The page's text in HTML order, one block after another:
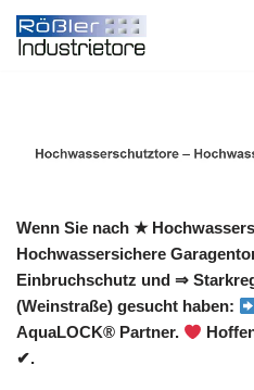
Zum
Wenn Sie nach ★
Hochwassersichere
Einbruchschutz und ⇒
(Weinstraße) gesucht haben:
AquaLOCK® Partner.
✔.